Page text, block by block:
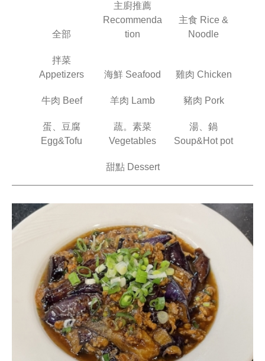
全部
主廚推薦
Recommenda
tion
主食 Rice &
Noodle
拌菜
Appetizers
海鮮 Seafood 雞肉 Chicken
牛肉 Beef 羊肉 Lamb 豬肉 Pork
蛋、豆腐
Egg&Tofu
蔬。素菜
Vegetables
湯、鍋
Soup&Hot pot
甜點 Dessert